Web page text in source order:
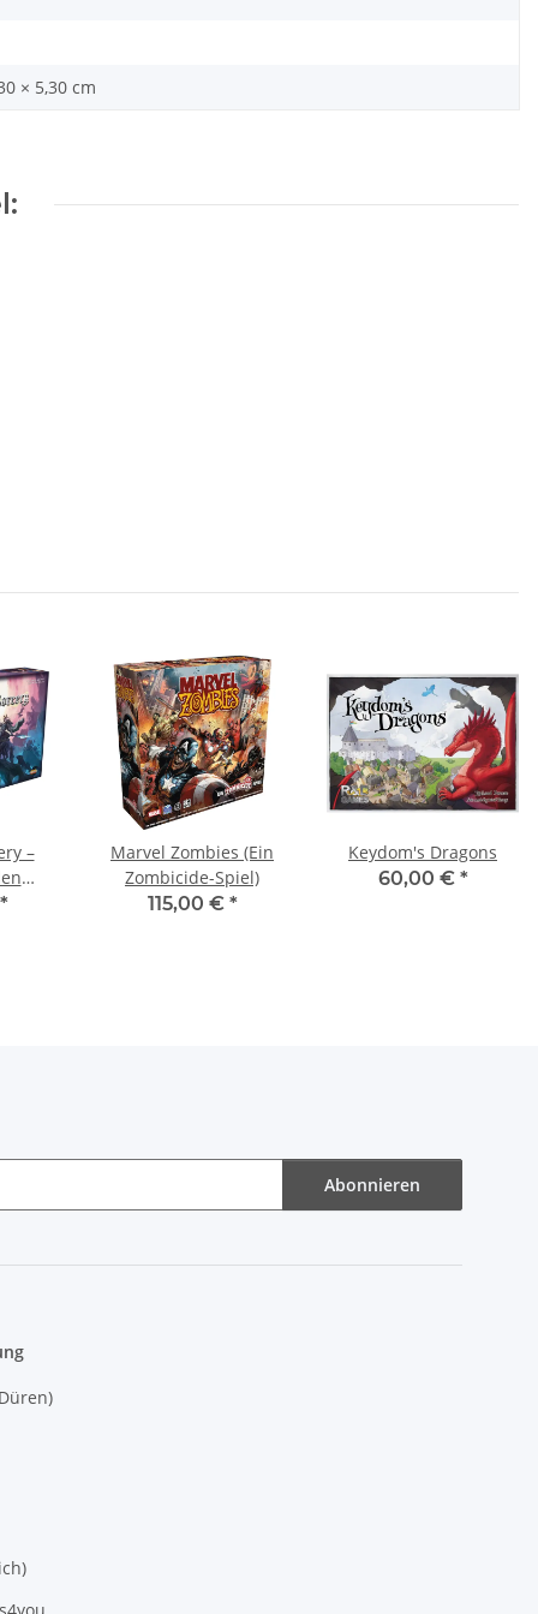
× 5,30 cm
–
*
Marvel Zombies (Ein
Zombicide-Spiel)
115,00 € *
Keydom's Dragons
60,00 € *
Abonnieren